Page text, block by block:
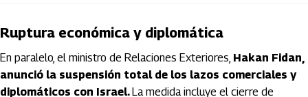
Ruptura económica y diplomática
En paralelo, el ministro de Relaciones Exteriores, Hakan Fidan,
anunció la suspensión total de los lazos comerciales y
diplomáticos con Israel.La medida incluye el cierre de